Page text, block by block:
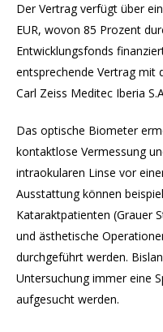
Der Vertrag verfügt über
EUR, wovon 85 Prozent
Entwicklungsfonds
entsprechende Vertrag mit
Carl Zeiss Meditec Iberia
Das optische Biometer
kontaktlose Vermessung
intraokularen Linse vor
Ausstattung können
Kataraktpatienten (Grauer
und ästhetische
durchgeführt werden.
Untersuchung immer eine
aufgesucht werden.